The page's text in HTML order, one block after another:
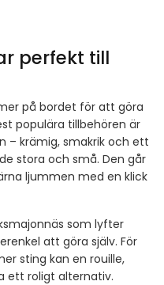
perfekt till
på bordet för att göra
populära tillbehören är
– krämig, smakrik och ett
stora och små. Den går
ljummen med en klick
som lyfter
att göra själv. För
sting kan en rouille,
ett roligt alternativ.